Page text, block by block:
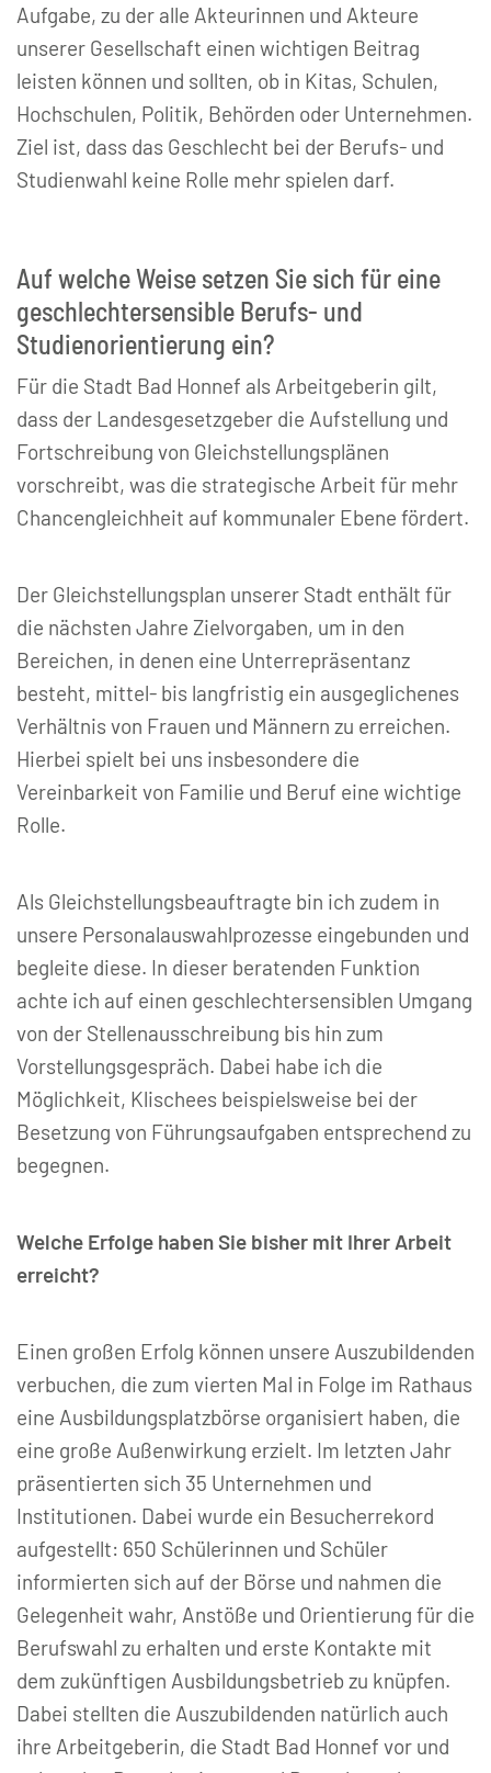
Aufgabe, zu der alle Akteurinnen und Akteure
unserer Gesellschaft einen wichtigen Beitrag
leisten können und sollten, ob in Kitas, Schulen,
Hochschulen, Politik, Behörden oder Unternehmen.
Ziel ist, dass das Geschlecht bei der Berufs- und
Studienwahl keine Rolle mehr spielen darf.
Auf welche Weise setzen Sie sich für eine
geschlechtersensible Berufs- und
Studienorientierung ein?
Für die Stadt Bad Honnef als Arbeitgeberin gilt,
dass der Landesgesetzgeber die Aufstellung und
Fortschreibung von Gleichstellungsplänen
vorschreibt, was die strategische Arbeit für mehr
Chancengleichheit auf kommunaler Ebene fördert.
Der Gleichstellungsplan unserer Stadt enthält für
die nächsten Jahre Zielvorgaben, um in den
Bereichen, in denen eine Unterrepräsentanz
besteht, mittel- bis langfristig ein ausgeglichenes
Verhältnis von Frauen und Männern zu erreichen.
Hierbei spielt bei uns insbesondere die
Vereinbarkeit von Familie und Beruf eine wichtige
Rolle.
Als Gleichstellungsbeauftragte bin ich zudem in
unsere Personalauswahlprozesse eingebunden und
begleite diese. In dieser beratenden Funktion
achte ich auf einen geschlechtersensiblen Umgang
von der Stellenausschreibung bis hin zum
Vorstellungsgespräch. Dabei habe ich die
Möglichkeit, Klischees beispielsweise bei der
Besetzung von Führungsaufgaben entsprechend zu
begegnen.
Welche Erfolge haben Sie bisher mit Ihrer Arbeit
erreicht?
Einen großen Erfolg können unsere Auszubildenden
verbuchen, die zum vierten Mal in Folge im Rathaus
eine Ausbildungsplatzbörse organisiert haben, die
eine große Außenwirkung erzielt. Im letzten Jahr
präsentierten sich 35 Unternehmen und
Institutionen. Dabei wurde ein Besucherrekord
aufgestellt: 650 Schülerinnen und Schüler
informierten sich auf der Börse und nahmen die
Gelegenheit wahr, Anstöße und Orientierung für die
Berufswahl zu erhalten und erste Kontakte mit
dem zukünftigen Ausbildungsbetrieb zu knüpfen.
Dabei stellten die Auszubildenden natürlich auch
ihre Arbeitgeberin, die Stadt Bad Honnef vor und